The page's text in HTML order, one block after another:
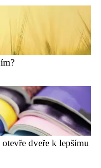
dveře k lepšímu